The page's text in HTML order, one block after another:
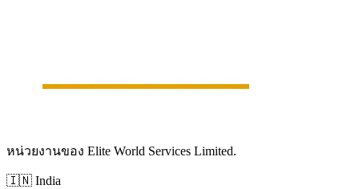
หน่วยงานของ Elite World Services Limited.
🇮🇳 India